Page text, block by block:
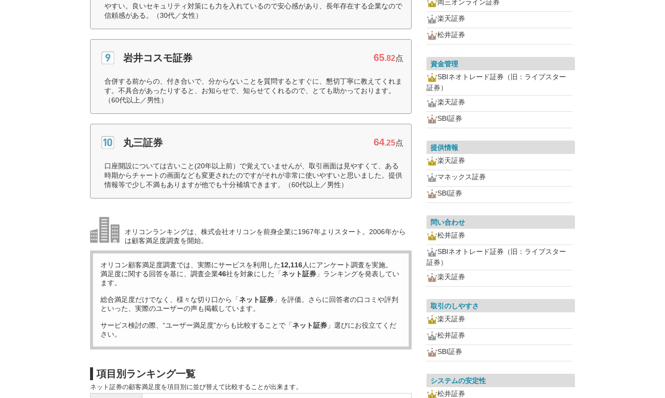
やすい。良いセキュリティ対策にも力を入れているので安心感があり、長年存在する企業なので
信頼感がある。（30代／女性）
岩井コスモ証券 65.82点
合併する前からの、付き合いで、分からないことを質問するとすぐに、懇切丁寧に教えてくれま
す。不具合があったりすると、お知らせで、知らせてくれるので、とても助かっております。
（60代以上／男性）
丸三証券 64.25点
口座開設については古いこと(20年以上前）で覚えていませんが、取引画面は見やすくて、ある
時期からチャートの画面なども変更されたのですがそれが非常に使いやすいと思いました。提供
情報等で少し不満もありますが他でも十分補填できます。（60代以上／男性）
オリコンランキングは、株式会社オリコンを前身企業に1967年よりスタート。2006年から
は顧客満足度調査を開始。
オリコン顧客満足度調査では、実際にサービスを利用した12,116人にアンケート調査を実施。
満足度に関する回答を基に、調査企業46社を対象にした「ネット証券 」ランキングを発表してい
ます。
総合満足度だけでなく、様々な切り口から「ネット証券 」を評価。さらに回答者の口コミや評判
といった、実際のユーザーの声も掲載しています。
サービス検討の際、“ユーザー満足度”からも比較することで「ネット証券 」選びにお役立てくだ
さい。
項目別ランキング一覧
ネット証券の顧客満足度を項目別に並び替えて比較することが出来ます。
岡三オンライン証券
楽天証券
松井証券
資金管理
SBIネオトレード証券（旧：ライブスター
証券）
楽天証券
SBI証券
提供情報
楽天証券
マネックス証券
SBI証券
問い合わせ
松井証券
SBIネオトレード証券（旧：ライブスター
証券）
楽天証券
取引のしやすさ
楽天証券
松井証券
SBI証券
システムの安定性
松井証券